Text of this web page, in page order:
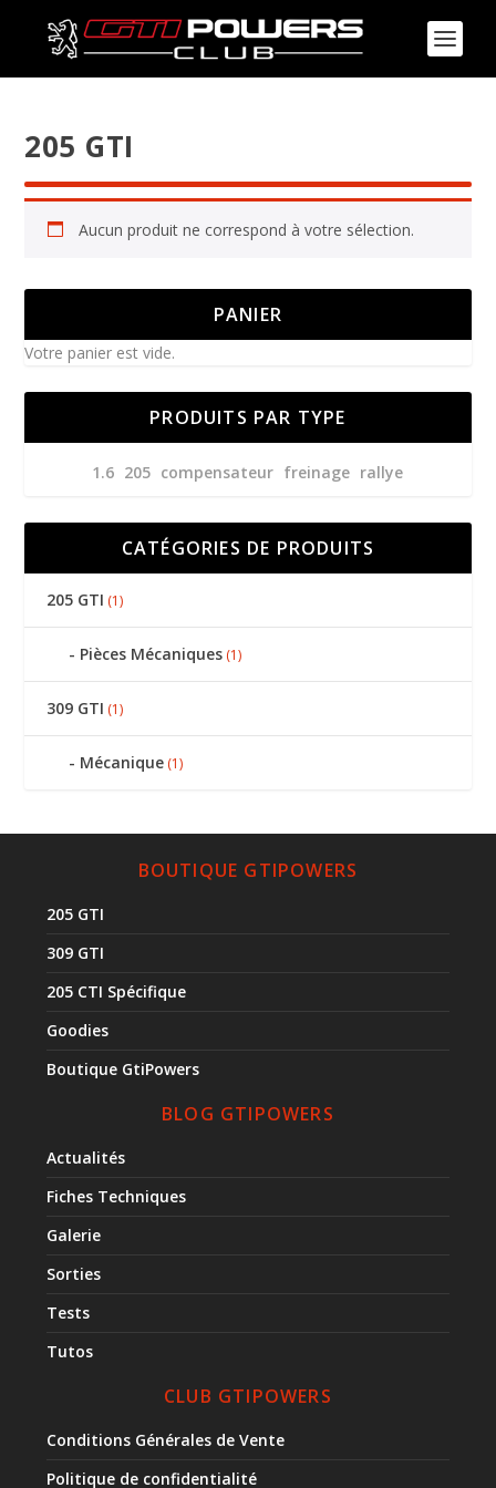
205 GTI
Aucun produit ne correspond à votre sélection.
PANIER
Votre panier est vide.
PRODUITS PAR TYPE
1.6 205 compensateur freinage rallye
CATÉGORIES DE PRODUITS
205 GTI (1)
Pièces Mécaniques (1)
309 GTI (1)
Mécanique (1)
BOUTIQUE GTIPOWERS
205 GTI
309 GTI
205 CTI Spécifique
Goodies
Boutique GtiPowers
BLOG GTIPOWERS
Actualités
Fiches Techniques
Galerie
Sorties
Tests
Tutos
CLUB GTIPOWERS
Conditions Générales de Vente
Politique de confidentialité